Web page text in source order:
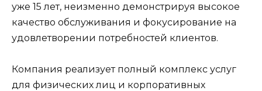
уже 15 лет, неизменно демонстрируя высокое
качество обслуживания и фокусирование на
удовлетворении потребностей клиентов.
Компания реализует полный комплекс услуг
для физических лиц и корпоративных